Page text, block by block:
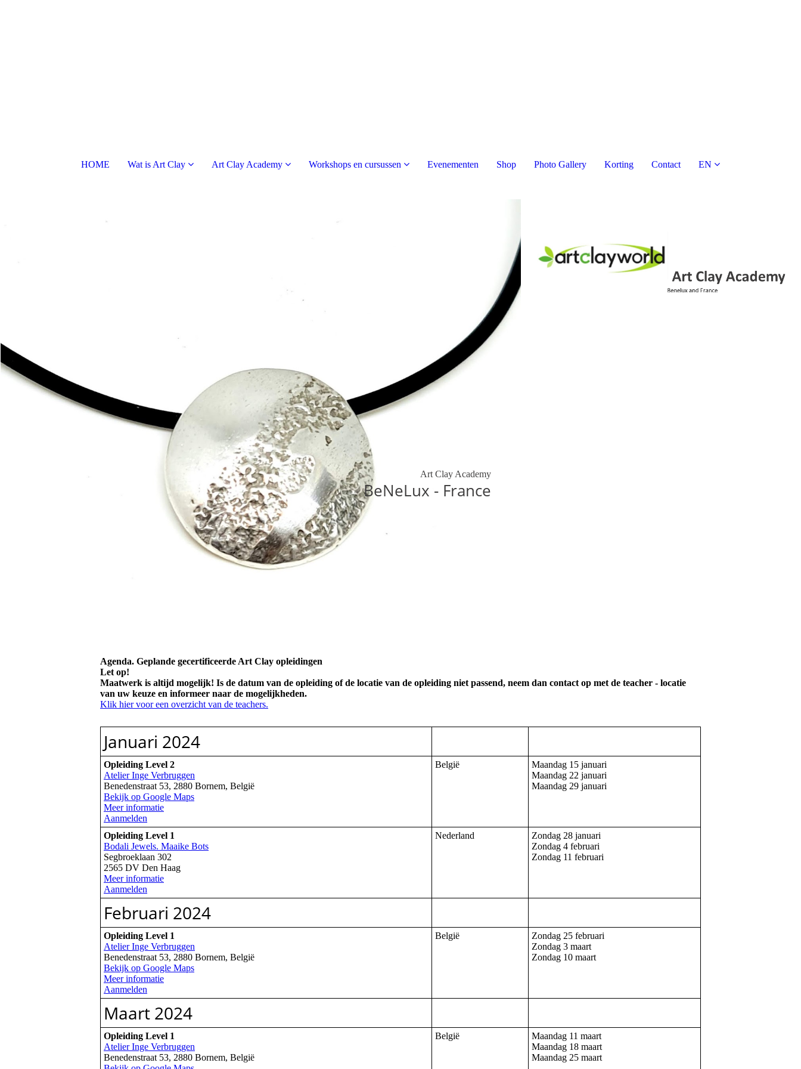
HOME Wat is Art Clay Art Clay Academy Workshops en cursussen Evenementen Shop Photo Gallery Korting Contact EN
Art Clay Academy
BeNeLux - France
Agenda. Geplande gecertificeerde Art Clay opleidingen
Let op!
Maatwerk is altijd mogelijk! Is de datum van de opleiding of de locatie van de opleiding niet passend, neem dan contact op met de teacher - locatie
van uw keuze en informeer naar de mogelijkheden.
Klik hier voor een overzicht van de teachers.
Januari 2024
Opleiding Level 2
Atelier Inge Verbruggen
Benedenstraat 53, 2880 Bornem, België
Bekijk op Google Maps
Meer informatie
Aanmelden
België
Maandag 15 januari
Maandag 22 januari
Maandag 29 januari
Opleiding Level 1
Bodali Jewels. Maaike Bots
Segbroeklaan 302
2565 DV Den Haag
Meer informatie
Aanmelden
Nederland
Zondag 28 januari
Zondag 4 februari
Zondag 11 februari
Februari 2024
Opleiding Level 1
Atelier Inge Verbruggen
Benedenstraat 53, 2880 Bornem, België
Bekijk op Google Maps
Meer informatie
Aanmelden
België
Zondag 25 februari
Zondag 3 maart
Zondag 10 maart
Maart 2024
Opleiding Level 1
Atelier Inge Verbruggen
Benedenstraat 53, 2880 Bornem, België
België
Maandag 11 maart
Maandag 18 maart
Maandag 25 maart